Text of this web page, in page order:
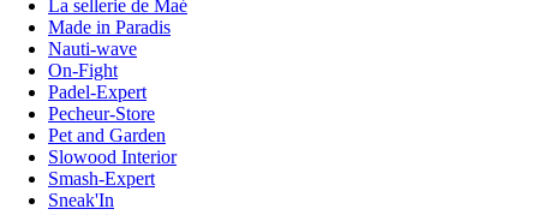
La sellerie de Maé
Made in Paradis
Nauti-wave
On-Fight
Padel-Expert
Pecheur-Store
Pet and Garden
Slowood Interior
Smash-Expert
Sneak'In